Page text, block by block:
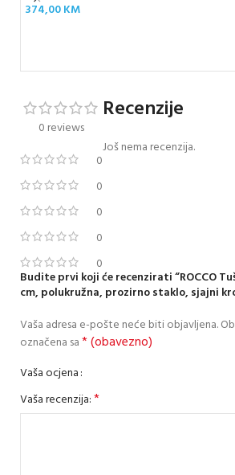
374,00KM
0 reviews
0
0
0
0
0
Recenzije
Još nema recenzija.
Budite prvi koji će recenzirati “ROCCO
cm, polukružna, prozirno staklo, sjajni
Vaša adresa e-pošte neće biti objavljena.
označena sa* (obavezno)
Vaša ocjena
Vaša recenzija:*